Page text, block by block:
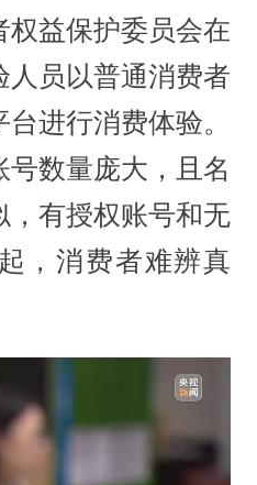
益保护委员会在
人员以普通消费者
进行消费体验。
数量庞大，且名
，有授权账号和无
，消费者难辨真